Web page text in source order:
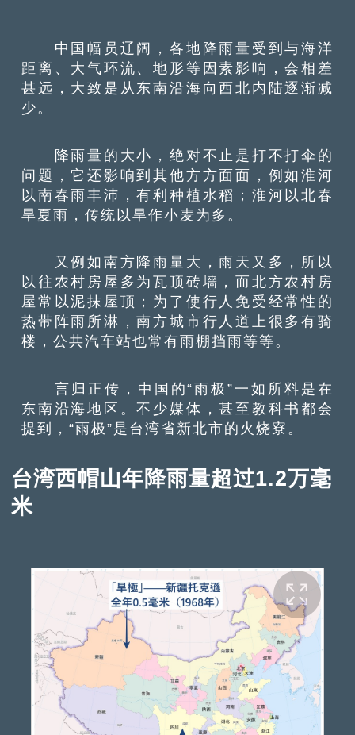
中国幅员辽阔，各地降雨量受到与海洋
距离、大气环流、地形等因素影响，会相差
甚远，大致是从东南沿海向西北内陆逐渐减
少。
降雨量的大小，绝对不止是打不打伞的
问题，它还影响到其他方方面面，例如淮河
以南春雨丰沛，有利种植水稻；淮河以北春
旱夏雨，传统以旱作小麦为多。
又例如南方降雨量大，雨天又多，所以
以往农村房屋多为瓦顶砖墻，而北方农村房
屋常以泥抹屋顶；为了使行人免受经常性的
热带阵雨所淋，南方城市行人道上很多有骑
楼，公共汽车站也常有雨棚挡雨等等。
言归正传，中国的“雨极”一如所料是在
东南沿海地区。不少媒体，甚至教科书都会
提到，“雨极”是台湾省新北市的火烧寮。
台湾西帽山年降雨量超过1.2万毫
米